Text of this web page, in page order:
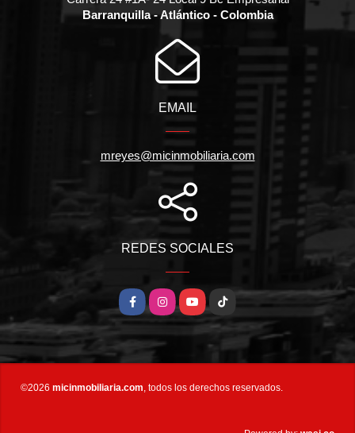
Barranquilla - Atlántico - Colombia
EMAIL
mreyes@micinmobiliaria.com
REDES SOCIALES
FacebookInstagramYouTubeTikTok
©2026 micinmobiliaria.com, todos los derechos reservados.